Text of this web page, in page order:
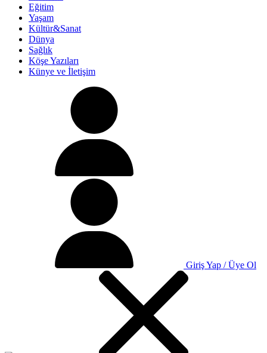
Eğitim
Yaşam
Kültür&Sanat
Dünya
Sağlık
Köşe Yazıları
Künye ve İletişim
Giriş Yap / Üye Ol